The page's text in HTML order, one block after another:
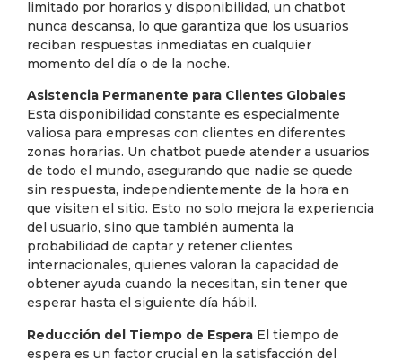
limitado por horarios y disponibilidad, un chatbot
nunca descansa, lo que garantiza que los usuarios
reciban respuestas inmediatas en cualquier
momento del día o de la noche.
Asistencia Permanente para Clientes Globales
Esta disponibilidad constante es especialmente
valiosa para empresas con clientes en diferentes
zonas horarias. Un chatbot puede atender a usuarios
de todo el mundo, asegurando que nadie se quede
sin respuesta, independientemente de la hora en
que visiten el sitio. Esto no solo mejora la experiencia
del usuario, sino que también aumenta la
probabilidad de captar y retener clientes
internacionales, quienes valoran la capacidad de
obtener ayuda cuando la necesitan, sin tener que
esperar hasta el siguiente día hábil.
Reducción del Tiempo de Espera El tiempo de
espera es un factor crucial en la satisfacción del